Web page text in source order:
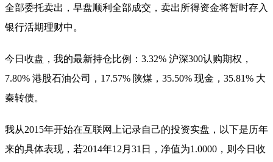
全部委托卖出，早盘顺利全部成交，卖出所得资金将暂时存入
银行活期理财中。
今日收盘，我的最新持仓比例：3.32% 沪深300认购期权，
7.80% 港股石油公司，17.57% 陕煤，35.50% 现金，35.81% 大
秦转债。
我从2015年开始在互联网上记录自己的投资实盘，以下是历年
来的具体表现，若2014年12月31日，净值为1.0000，则今日收